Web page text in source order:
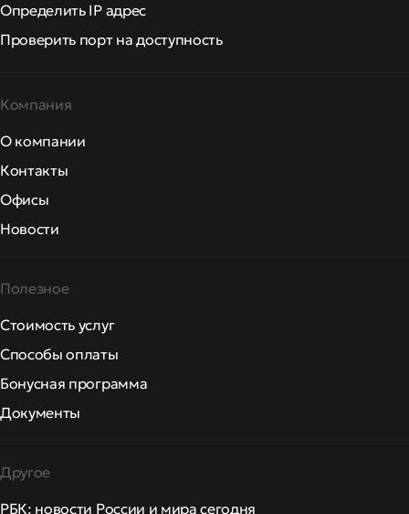
Определить IP адрес
Проверить порт на доступность
Компания
О компании
Контакты
Офисы
Новости
Полезное
Стоимость услуг
Способы оплаты
Бонусная программа
Документы
Другое
РБК: новости России и мира сегодня